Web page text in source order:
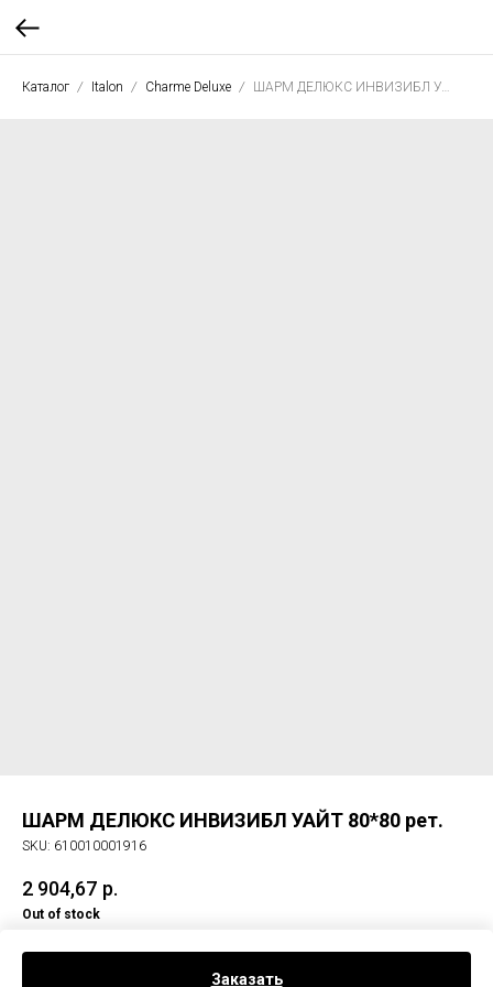
Каталог Italon Charme Deluxe ШАРМ ДЕЛЮКС ИНВИЗИБЛ УАЙТ 80*80 рет.
ШАРМ ДЕЛЮКС ИНВИЗИБЛ УАЙТ 80*80 рет.
SKU: 610010001916
2 904,67 р.
Out of stock
Заказать
Керам. гранит ШАРМ ДЕЛЮКС ИНВИЗИБЛ УАЙТ 80*80 рет.